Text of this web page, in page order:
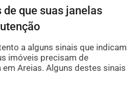
de que suas janelas
a alguns sinais que indicam
imóveis precisam de
Areias. Alguns destes sinais